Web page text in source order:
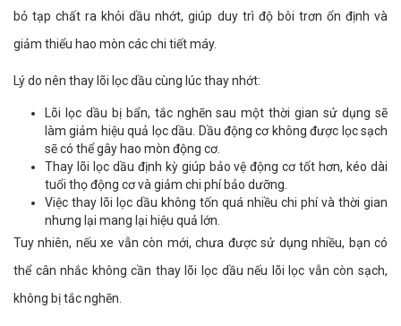
bỏ tạp chất ra khỏi dầu nhớt, giúp duy trì độ bôi trơn ổn định và
giảm thiểu hao mòn các chi tiết máy.
Lý do nên thay lõi lọc dầu cùng lúc thay nhớt:
Lõi lọc dầu bị bẩn, tắc nghẽn sau một thời gian sử dụng sẽ
làm giảm hiệu quả lọc dầu. Dầu động cơ không được lọc sạch
sẽ có thể gây hao mòn động cơ.
Thay lõi lọc dầu định kỳ giúp bảo vệ động cơ tốt hơn, kéo dài
tuổi thọ động cơ và giảm chi phí bảo dưỡng.
Việc thay lõi lọc dầu không tốn quá nhiều chi phí và thời gian
nhưng lại mang lại hiệu quả lớn.
Tuy nhiên, nếu xe vẫn còn mới, chưa được sử dụng nhiều, bạn có
thể cân nhắc không cần thay lõi lọc dầu nếu lõi lọc vẫn còn sạch,
không bị tắc nghẽn.